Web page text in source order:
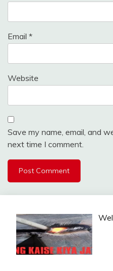
Email *
Website
Save my name, email, and
next time I comment.